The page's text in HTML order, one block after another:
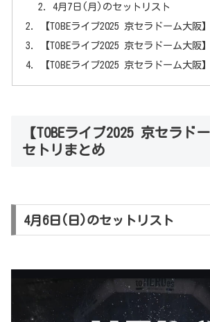
4月7日(月)のセットリスト
【TOBEライブ2025 京セラドーム大阪
【TOBEライブ2025 京セラドーム大阪
【TOBEライブ2025 京セラドーム大阪
【TOBEライブ2025 京セラド
セトリまとめ
4月6日(日)のセットリスト